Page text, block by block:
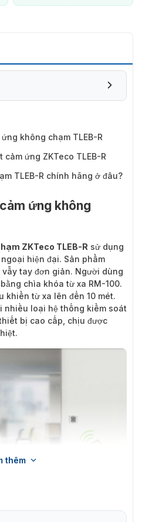
không chạm TLEB-R
ứng ZKTeco TLEB-R
TLEB-R chính hãng ở đâu?
ứng không
ZKTeco TLEB-R sử dụng
hiện đại. Sản phẩm
tay đơn giản. Người dùng
chìa khóa từ xa RM-100.
khiển từ xa lên đến 10 mét.
nhiều loại hệ thống kiểm soát
bị cao cấp, chịu được
chạm ZKTeco TLEB-R
thêm